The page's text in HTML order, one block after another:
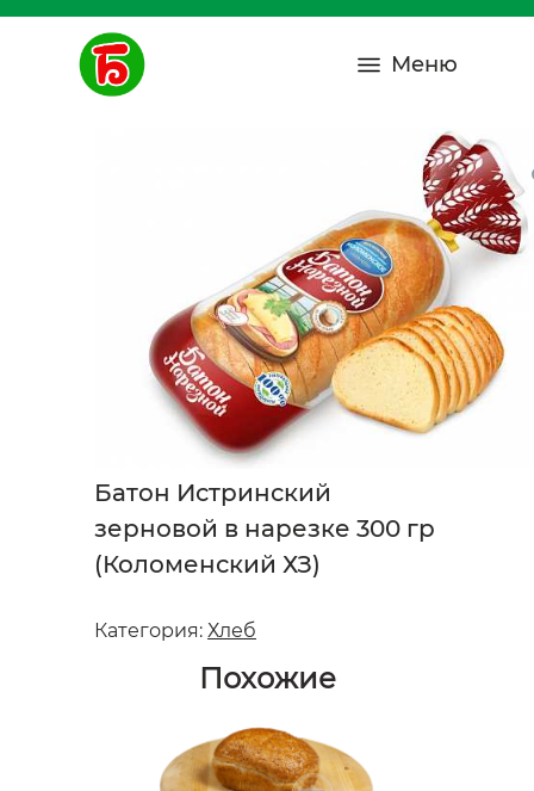
Меню
Батон Истринский
зерновой в нарезке 300 гр
(Коломенский ХЗ)
Категория: Хлеб
Похожие